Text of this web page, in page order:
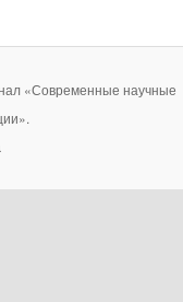
«Современные научные